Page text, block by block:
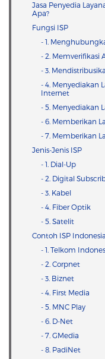
Jasa Penyedia
Apa?
Fungsi ISP
- 1.
- 2. Memverifikasi
- 3.
- 4. Menyediakan
Internet
- 5. Menyediakan
- 6. Memberikan
- 7. Memberikan
Jenis-Jenis ISP
- 1. Dial-Up
- 2. Digital
- 3. Kabel
- 4. Fiber Optik
- 5. Satelit
Contoh ISP Indonesia
- 1. Telkom
- 2. Corpnet
- 3. Biznet
- 4. First Media
- 5. MNC Play
- 6. D-Net
- 7. GMedia
- 8. PadiNet